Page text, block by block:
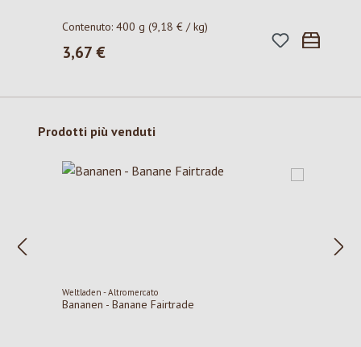
Contenuto:400 g(9,18 € / kg)
Prezzo normale:
3,67 €
Salta la galleria dei prodotti
Prodotti più venduti
Weltladen - Altromercato
Bananen - Banane Fairtrade